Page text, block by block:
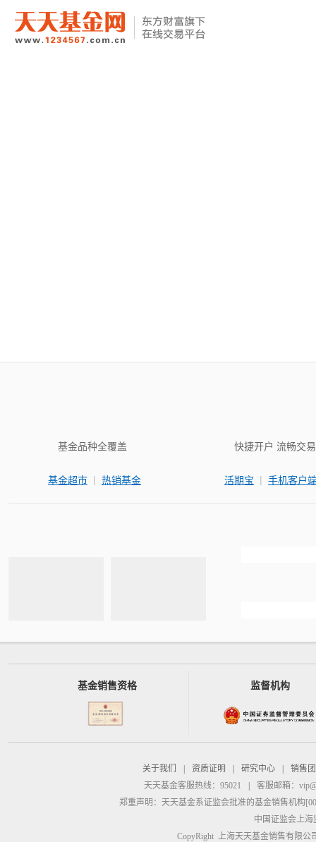
基金品种全覆盖
基金超市 | 热销基金
快捷开户 流畅交易
活期宝 | 手机客户
基金销售资格 监督机构
关于我们 资质证明 研究中心
销售
天天基金客服热线：95021
客服邮箱：
郑重声明： 天天基金系证监会批准的基金销售机构
中国证监会上
CopyRight 上海天天基金销售有限